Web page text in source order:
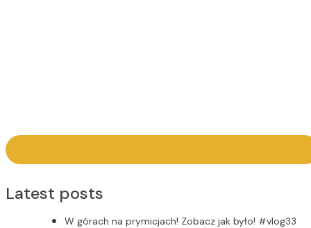
Latest posts
W górach na prymicjach! Zobacz jak było! #vlog33